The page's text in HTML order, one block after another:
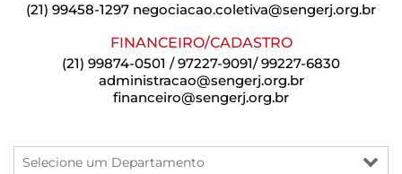
(21) 99458-1297 negociacao.coletiva@sengerj.org.br
FINANCEIRO/CADASTRO
(21) 99874-0501 / 97227-9091/ 99227-6830
administracao@sengerj.org.br
financeiro@sengerj.org.br